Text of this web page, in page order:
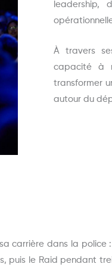
leadership,
À travers
capacité à
transformer
autour du
carrière dans la police
puis le Raid pendant